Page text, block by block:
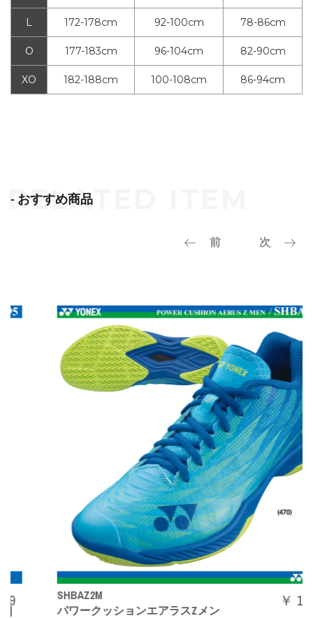
L 172-178cm 92-100cm 78-86cm
O 177-183cm 96-104cm 82-90cm
XO 182-188cm 100-108cm 86-94cm
- おすすめ商品
前 次
SHBAZ2M
パワークッションエアラスZメン
￥ 14080